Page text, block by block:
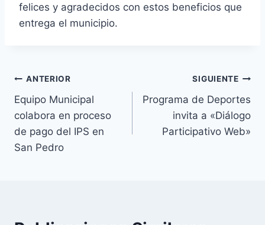
felices y agradecidos con estos beneficios que
entrega el municipio.
ANTERIOR
Equipo Municipal
colabora en proceso
de pago del IPS en
San Pedro
SIGUIENTE
Programa de Deportes
invita a «Diálogo
Participativo Web»